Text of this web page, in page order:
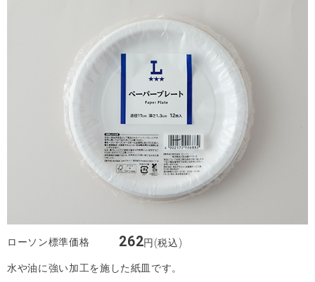
ローソン標準価格 262円(税込)
水や油に強い加工を施した紙皿です。